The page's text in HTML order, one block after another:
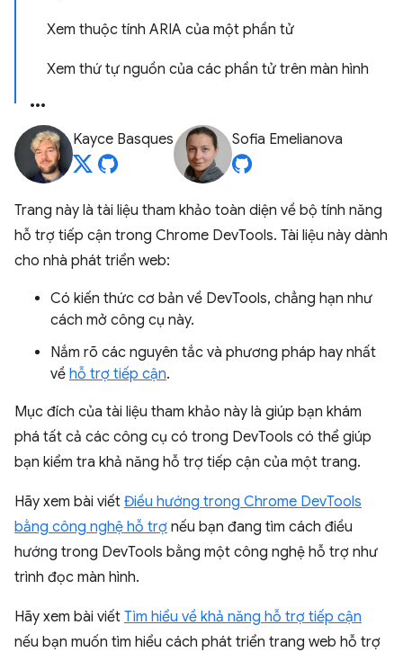
Xem thuộc tính ARIA của một phần tử
Xem thứ tự nguồn của các phần tử trên màn hình
Kayce Basques Sofia Emelianova
Trang này là tài liệu tham khảo toàn diện về bộ tính năng
hỗ trợ tiếp cận trong Chrome DevTools. Tài liệu này dành
cho nhà phát triển web:
Có kiến thức cơ bản về DevTools, chẳng hạn như
cách mở công cụ này.
Nắm rõ các nguyên tắc và phương pháp hay nhất
về hỗ trợ tiếp cận.
Mục đích của tài liệu tham khảo này là giúp bạn khám
phá tất cả các công cụ có trong DevTools có thể giúp
bạn kiểm tra khả năng hỗ trợ tiếp cận của một trang.
Hãy xem bài viết Điều hướng trong Chrome DevTools
bằng công nghệ hỗ trợ nếu bạn đang tìm cách điều
hướng trong DevTools bằng một công nghệ hỗ trợ như
trình đọc màn hình.
Hãy xem bài viết Tìm hiểu về khả năng hỗ trợ tiếp cận
nếu bạn muốn tìm hiểu cách phát triển trang web hỗ trợ